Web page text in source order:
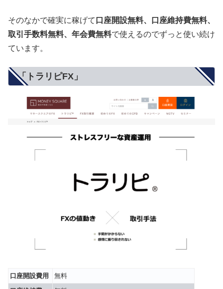
そのなかで確実に稼げて 口座開設無料、口座維持費無料、
取引手数料無料、年会費無料で使えるのでずっと使い続け
ています。
「トラリピFX」
口座開設費用
無料